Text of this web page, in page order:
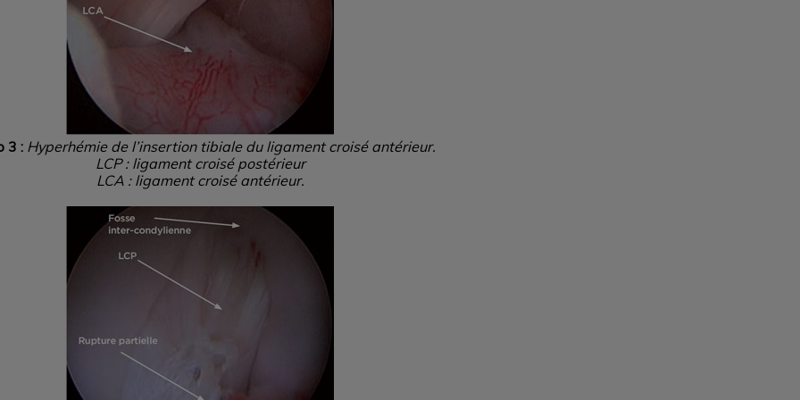
3 : Hyperhémie de l’insertion tibiale du ligament croisé antérieur.
LCP : ligament croisé postérieur
LCA : ligament croisé antérieur.